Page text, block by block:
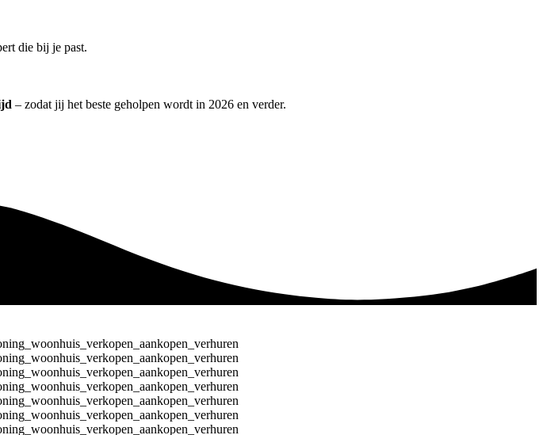
die bij je past.
– zodat jij het beste geholpen wordt in 2026 en verder.